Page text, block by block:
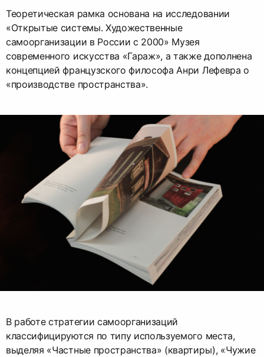
Теоретическая рамка основана на исследовании
«Открытые системы. Художественные
самоорганизации в России с 2000» Музея
современного искусства «Гараж», а также дополнена
концепцией французского философа Анри Лефевра о
«производстве пространства».
В работе стратегии самоорганизаций
классифицируются по типу используемого места,
выделяя «Частные пространства» (квартиры), «Чужие